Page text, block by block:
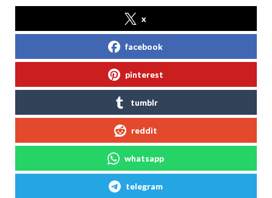
x
facebook
pinterest
tumblr
reddit
whatsapp
telegram